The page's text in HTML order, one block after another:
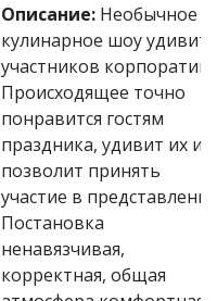
Описание: Необычное
кулинарное шоу удивит
участников
Происходящее точно
понравится гостям
праздника, удивит их и
позволит принять
участие в
Постановка
ненавязчивая,
корректная, общая